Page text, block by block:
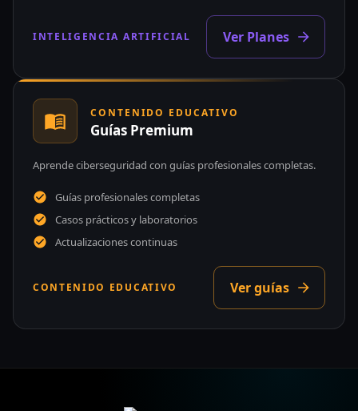
INTELIGENCIA ARTIFICIAL Ver Planes
CONTENIDO EDUCATIVO
Guías Premium
Aprende ciberseguridad con guías profesionales completas.
Guías profesionales completas
Casos prácticos y laboratorios
Actualizaciones continuas
CONTENIDO EDUCATIVO Ver guías